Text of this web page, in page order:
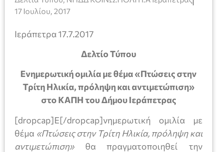
17 Ιουλίου, 2017
Ιεράπετρα 17.7.2017
Δελτίο Τύπου
Ενημερωτική ομιλία με θέμα«Πτώσεις στην
Τρίτη Ηλικία, πρόληψη και αντιμετώπιση»
στο ΚΑΠΗ του Δήμου Ιεράπετρας
[dropcap]Ε[/dropcap]νημερωτική ομιλία με
θέμα «Πτώσεις στην Τρίτη Ηλικία, πρόληψη και
αντιμετώπιση»θα πραγματοποιηθεί την